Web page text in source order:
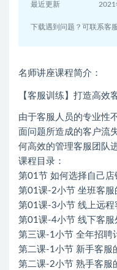
最近更新 2021
下载遇到问题？可联系客
名师讲座课程简介：
【客服训练】打造高效
由于客服人员的专业性
面问题所造成的客户流
何高效的管理客服团队
课程目录：
第01节 如何选择自己店
第01课-2小节 坐班客服
第01课-3小节 线上远
第01课-4小节 线下客服
第三课-1小节 全年招聘
第二课-1小节 新手客服
第二课-2小节 熟手客服